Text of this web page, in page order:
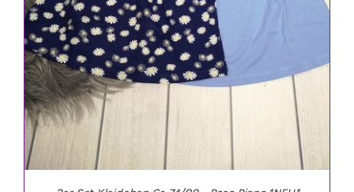
Krims Krams